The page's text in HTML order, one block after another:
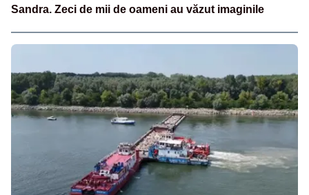
Sandra. Zeci de mii de oameni au văzut imaginile